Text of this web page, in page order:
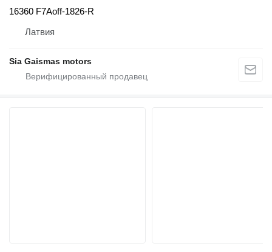
16360 F7Aoff-1826-R
Латвия
Sia Gaismas motors